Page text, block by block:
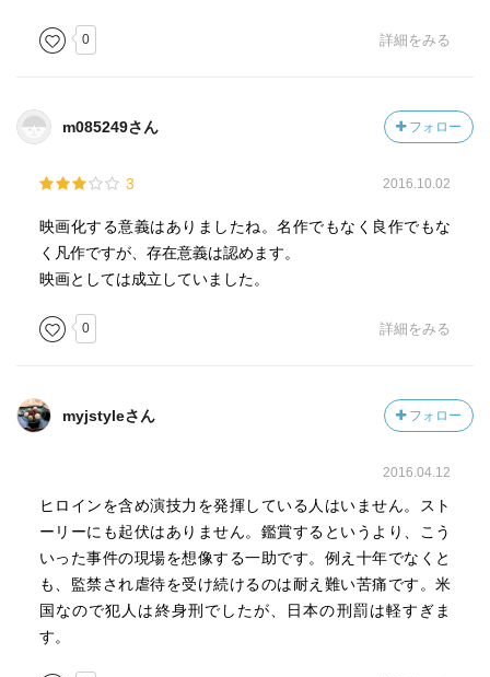
0 詳細をみる
m085249さん フォロー
3 2016.10.02
映画化する意義はありましたね。名作でもなく良作でもな
く凡作ですが、存在意義は認めます。
映画としては成立していました。
0 詳細をみる
myjstyleさん フォロー
2016.04.12
ヒロインを含め演技力を発揮している人はいません。スト
ーリーにも起伏はありません。鑑賞するというより、こう
いった事件の現場を想像する一助です。例え十年でなくと
も、監禁され虐待を受け続けるのは耐え難い苦痛です。米
国なので犯人は終身刑でしたが、日本の刑罰は軽すぎま
す。